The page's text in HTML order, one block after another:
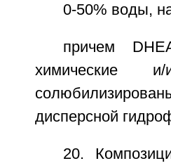
0-50% воды,
причем
химические и/
дисперсной
20.